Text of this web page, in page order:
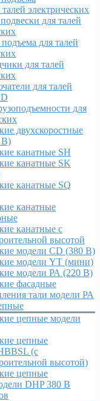
электрических
для талей
для талей
для талей
для талей
для
двухскоростные
В)
канатные SH
канатные SK
канатные SQ
канатные
канатные с
высотой
модели CD (380 В)
модели YT (мини)
модели РА (220 В)
фасадные
тали модели РА
цепные модели
цепные
(с
высотой)
цепные
DHP 380 В